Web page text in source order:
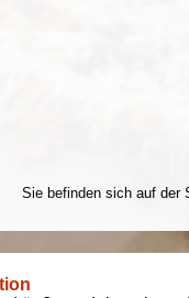
Sie befinden sich auf der